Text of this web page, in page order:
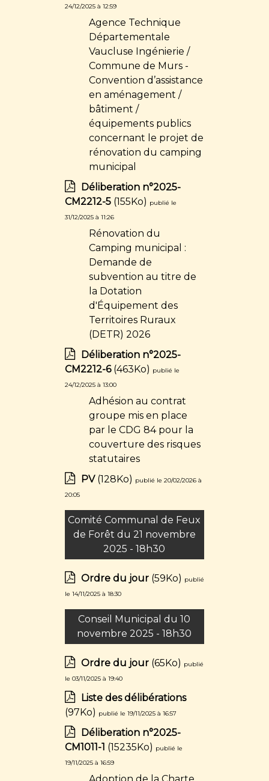
24/12/2025 à 12:59
Agence Technique
Départementale
Vaucluse Ingénierie /
Commune de Murs -
Convention d’assistance
en aménagement /
bâtiment /
équipements publics
concernant le projet de
rénovation du camping
municipal
Déliberation n°2025-
CM2212-5(155Ko) publié le
31/12/2025 à 11:26
Rénovation du
Camping municipal :
Demande de
subvention au titre de
la Dotation
d'Équipement des
Territoires Ruraux
(DETR) 2026
Déliberation n°2025-
CM2212-6(463Ko) publié le
24/12/2025 à 13:00
Adhésion au contrat
groupe mis en place
par le CDG 84 pour la
couverture des risques
statutaires
PV(128Ko) publié le 20/02/2026 à
20:05
Comité Communal de Feux
de Forêt du 21 novembre
2025 - 18h30
Ordre du jour (59Ko) publié
le 14/11/2025 à 18:30
Conseil Municipal du 10
novembre 2025 - 18h30
Ordre du jour (65Ko) publié
le 03/11/2025 à 19:40
Liste des délibérations
(97Ko) publié le 19/11/2025 à 16:57
Déliberation n°2025-
CM1011-1 (15235Ko) publié le
19/11/2025 à 16:59